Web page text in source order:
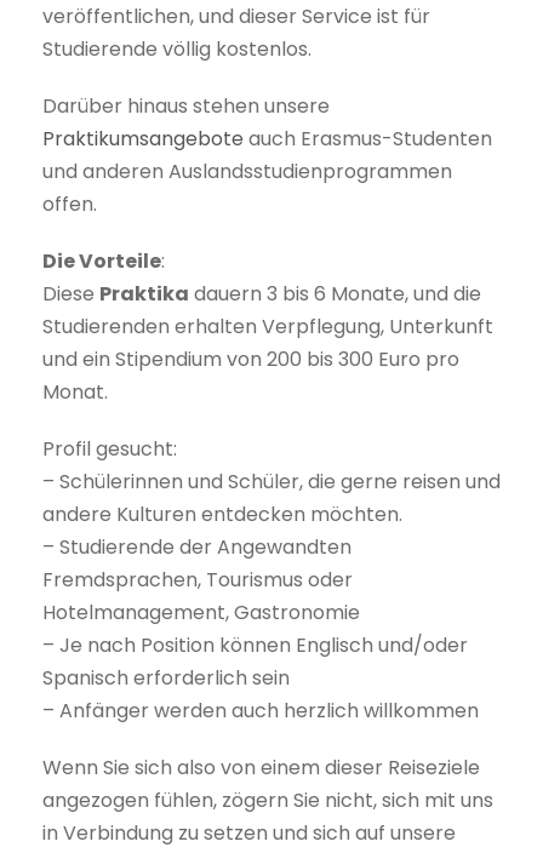
veröffentlichen, und dieser Service ist für
Studierende völlig kostenlos.
Darüber hinaus stehen unsere
Praktikumsangebote auch Erasmus-Studenten
und anderen Auslandsstudienprogrammen
offen.
Die Vorteile:
Diese Praktika dauern 3 bis 6 Monate, und die
Studierenden erhalten Verpflegung, Unterkunft
und ein Stipendium von 200 bis 300 Euro pro
Monat.
Profil gesucht:
– Schülerinnen und Schüler, die gerne reisen und
andere Kulturen entdecken möchten.
– Studierende der Angewandten
Fremdsprachen, Tourismus oder
Hotelmanagement, Gastronomie
– Je nach Position können Englisch und/oder
Spanisch erforderlich sein
– Anfänger werden auch herzlich willkommen
Wenn Sie sich also von einem dieser Reiseziele
angezogen fühlen, zögern Sie nicht, sich mit uns
in Verbindung zu setzen und sich auf unsere